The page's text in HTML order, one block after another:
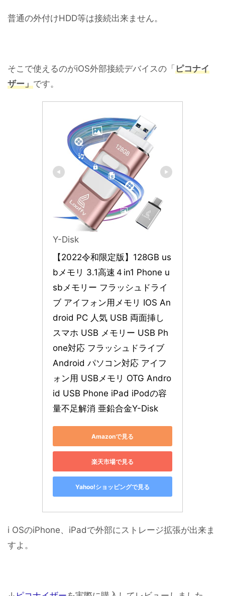
普通の外付けHDD等は接続出来ません。
そこで使えるのがiOS外部接続デバイスの「 ピコナイ
ザー」です。
Y-Disk
【2022令和限定版】128GB us
bメモリ 3.1高速４in1 Phone u
sbメモリー フラッシュドライ
ブ アイフォン用メモリ IOS An
droid PC 人気 USB 両面挿し
スマホ USB メモリー USB Ph
one対応 フラッシュドライブ
Android パソコン対応 アイフ
ォン用 USBメモリ OTG Andro
id USB Phone iPad iPodの容
量不足解消 亜鉛合金Y-Disk
Amazonで見る
楽天市場で見る
Yahoo!ショッピングで見る
i OSのiPhone、iPadで外部にストレージ拡張が出来ま
すよ。